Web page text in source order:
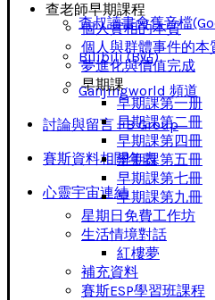
查叔讀書會舊音檔
Bilibili (B站)
Ganjingworld 頻道
討論與留言 FB Group
賽斯資料相關年表
心靈宇宙連結
查老師早期課程
個人實相的本質
個人與群體事件的本
夢進化與價值完成
早期課
早期課第一册
早期課第二冊
早期課第四冊
早期課第五冊
早期課第七冊
早期課第九冊
星期日免費工作坊
生活情境對話
紅樓夢
補充資料
賽斯ESP學習班課程